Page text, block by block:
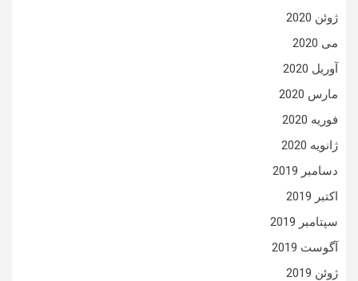
ژوئن 2020
می 2020
آوریل 2020
مارس 2020
فوریه 2020
ژانویه 2020
دسامبر 2019
اکتبر 2019
سپتامبر 2019
آگوست 2019
ژوئن 2019